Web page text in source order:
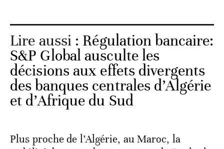
Lire aussi : Régulation bancaire:
S&P Global ausculte les
décisions aux effets divergents
des banques centrales d’Algérie
et d’Afrique du Sud
Plus proche de l’Algérie, au Maroc, la